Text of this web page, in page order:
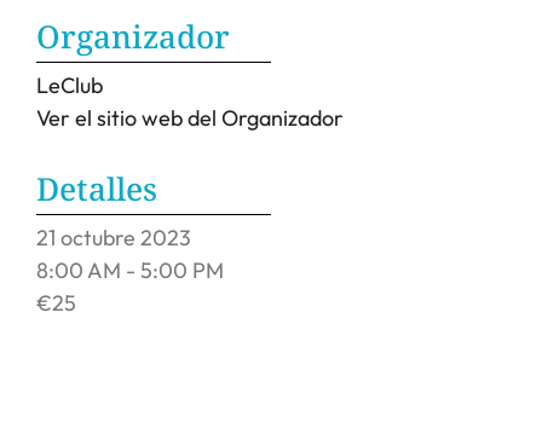
Organizador
LeClub
Ver el sitio web del Organizador
Detalles
21 octubre 2023
8:00 AM - 5:00 PM
€25